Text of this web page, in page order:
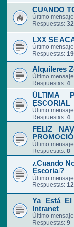
CUANDO
Último
Respuestas: 32
LXX SE
Último
Respuestas: 19
Alquileres
Último
Respuestas: 4
ÚLTIMA
ESCORIAL
Último
Respuestas: 4
FELIZ
Último
Respuestas: 8
¿Cuando
Escorial?
Último
Respuestas: 12
Ya Está El
Intranet
Último
Respuestas: 9